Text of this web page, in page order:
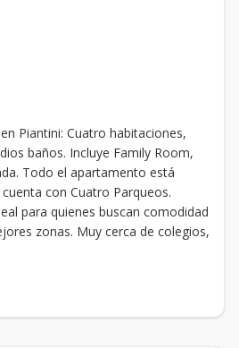
Piantini: Cuatro habitaciones,
baños. Incluye Family Room,
Todo el apartamento está
con Cuatro Parqueos.
para quienes buscan comodidad
zonas. Muy cerca de colegios,